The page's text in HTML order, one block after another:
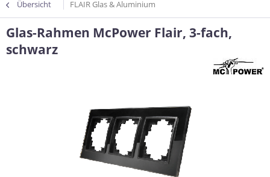
Übersicht FLAIR Glas & Aluminium
Glas-Rahmen McPower Flair, 3-fach,
schwarz